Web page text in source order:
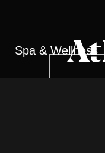
Spa & Wellness